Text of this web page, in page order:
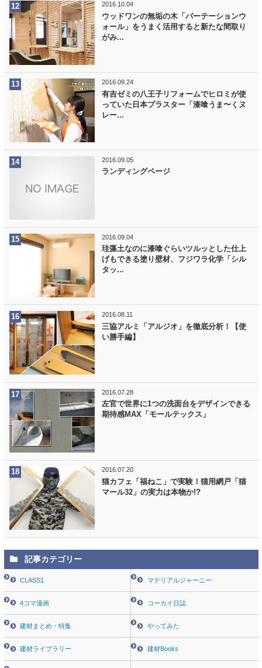
2016.10.04
ウッドワンの無垢の木「パーテーションウ
ォール」をうまく活用すると新たな間取り
がみ...
2016.09.24
有吉ゼミの八王子リフォームでヒロミが使
っていた日本プラスター「漆喰うま〜くヌ
レー...
2016.09.05
ランディングページ
2016.09.04
珪藻土なのに漆喰ぐらいツルッとした仕上
げもできる塗り壁材、フジワラ化学「シル
タッ...
2016.08.11
三協アルミ「アルジオ」を徹底分析！【使
い勝手編】
2016.07.28
左官で世界に1つの洗面台をデザインできる
期待感MAX「モールテックス」
2016.07.20
猫カフェ「福ねこ」で実験！猫用網戸「猫
マール32」の実力は本物か!?
記事カテゴリー
CLASS1 マテリアルジャーニー
4コマ漫画 コーカイ日誌
建材まとめ・特集 やってみた
建材ライブラリー 建材Books